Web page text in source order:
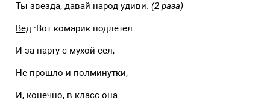
Ты звезда, давай народ удиви.(2 раза)
Вед :Вот комарик подлетел
И за парту с мухой сел,
Не прошло и полминутки,
И, конечно, в класс она